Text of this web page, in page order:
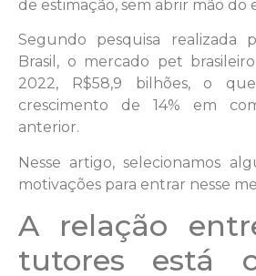
de estimação, sem abrir mão do
Segundo pesquisa realizada
Brasil, o mercado pet
2022, R$58,9 bilhões, o
crescimento de 14% em
anterior.
Nesse artigo, selecionamos
motivações para entrar nesse
A relação
tutores está